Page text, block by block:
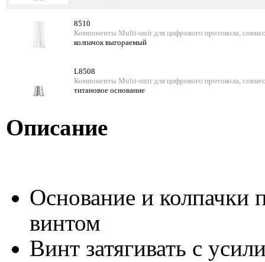
8510
Компоненты Multi-unit для цифрового протокола,
колпачок выгораемый
L8508
Компоненты Multi-unit для цифрового протокола,
титановое основание
Описание
Основание и колпачки
винтом
Винт затягивать с